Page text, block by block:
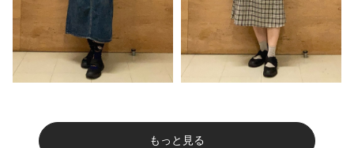
もっと見る